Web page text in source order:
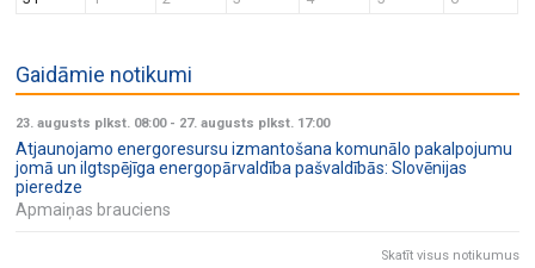
Gaidāmie notikumi
23. augusts plkst. 08:00- 27. augusts plkst. 17:00
Atjaunojamo energoresursu izmantošana komunālo pakalpojumu
jomā un ilgtspējīga energopārvaldība pašvaldībās: Slovēnijas
pieredze
Apmaiņas brauciens
Skatīt visus notikumus